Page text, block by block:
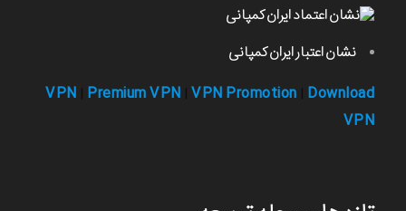
نشان اعتبار ایران کمپانی
VPN Premium VPN VPN Promotion Download
VPN